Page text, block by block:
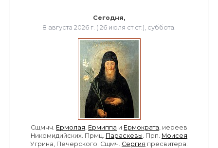
Сегодня,
8 августа 2026 г. ( 26 июля ст.ст.), суббота.
Сщмчч. Ермолая Ермиппа и Ермократа , иереев
Никомидийских. Прмц. Параскевы . Прп. Моисея
Угрина, Печерского. Сщмч. Сергия пресвитера.